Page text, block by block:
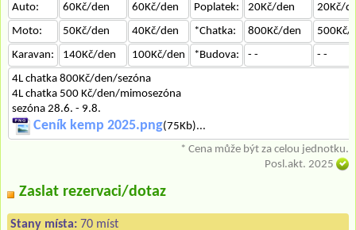
Auto:
60Kč/den 60Kč/den Poplatek: 20Kč/den
20Kč/
Moto:
50Kč/den 40Kč/den *Chatka: 800Kč/den
500Kč/
Karavan:
140Kč/den 100Kč/den *Budova: - -
- -
4L chatka 800Kč/den/sezóna
4L chatka 500 Kč/den/mimosezóna
sezóna 28.6. - 9.8.
Ceník kemp 2025.png(75Kb)...
* Cena může být za celou jednotku.
Posl.akt. 2025
Zaslat rezervaci/dotaz
Stany místa: 70 míst